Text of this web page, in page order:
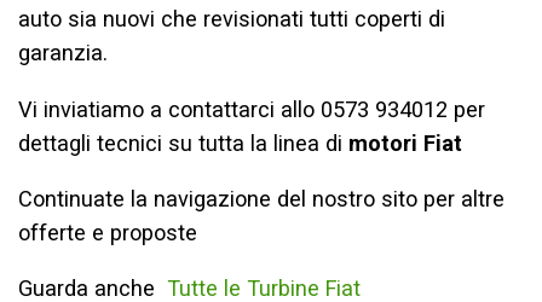
auto sia nuovi che revisionati tutti coperti di
garanzia.
Vi inviatiamo a contattarci allo 0573 934012 per
dettagli tecnici su tutta la linea di motori Fiat
Continuate la navigazione del nostro sito per altre
offerte e proposte
Guarda anche Tutte le Turbine Fiat